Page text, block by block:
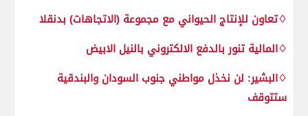
♢تعاون للإنتاج الحيواني مع مجموعة (الاتجاهات) بدنقلا
♢المالية تنور بالدفع الالكتروني بالنيل الابيض
♢البشير: لن نخذل مواطني جنوب السودان والبندقية
ستتوقف